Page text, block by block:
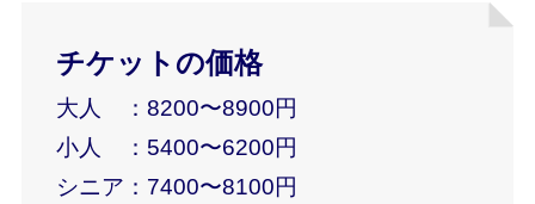
チケットの価格
大人 ：8200〜8900円
小人 ：5400〜6200円
シニア：7400〜8100円